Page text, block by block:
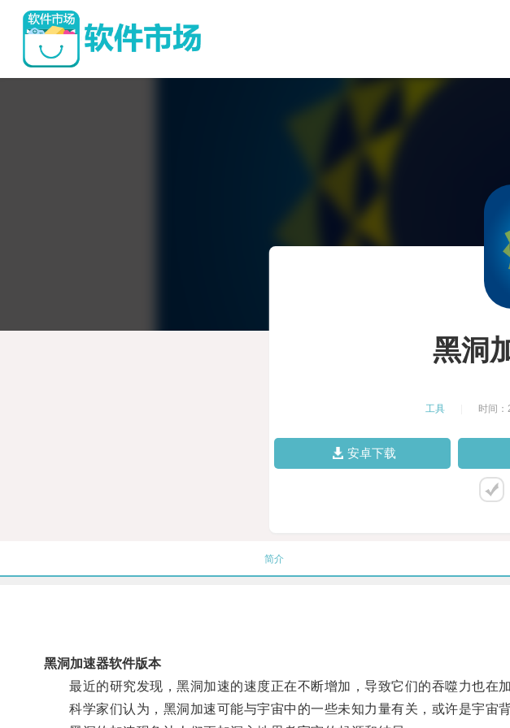
黑洞
工具 时间
安卓下载
简介
黑洞加速器软件版本
最近的研究发现，黑洞加速的速度正在不断增加，导致它们的吞噬力也在加
科学家们认为，黑洞加速可能与宇宙中的一些未知力量有关，或许是宇宙背